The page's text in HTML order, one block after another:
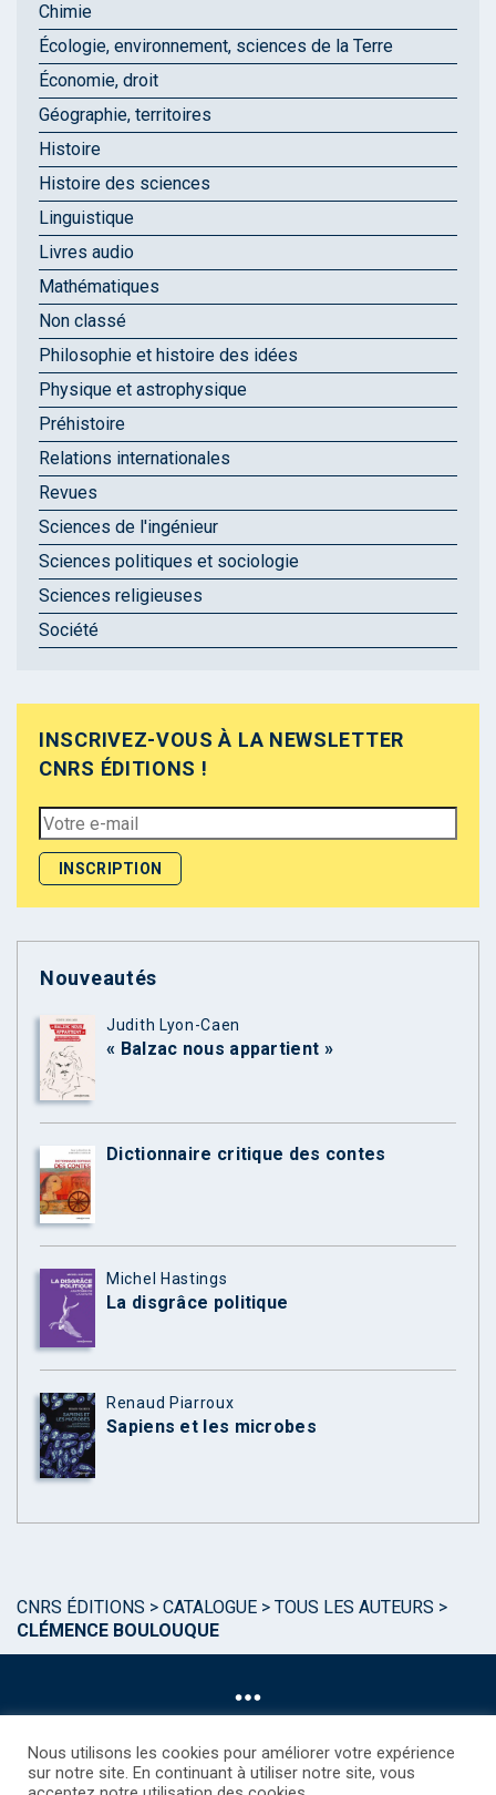
Chimie
Écologie, environnement, sciences de la Terre
Économie, droit
Géographie, territoires
Histoire
Histoire des sciences
Linguistique
Livres audio
Mathématiques
Non classé
Philosophie et histoire des idées
Physique et astrophysique
Préhistoire
Relations internationales
Revues
Sciences de l'ingénieur
Sciences politiques et sociologie
Sciences religieuses
Société
INSCRIVEZ-VOUS À LA NEWSLETTER
CNRS ÉDITIONS !
Nouveautés
Judith Lyon-Caen
« Balzac nous appartient »
Dictionnaire critique des contes
Michel Hastings
La disgrâce politique
Renaud Piarroux
Sapiens et les microbes
CNRS ÉDITIONS > CATALOGUE > TOUS LES AUTEURS >
CLÉMENCE BOULOUQUE
Nous utilisons les cookies pour améliorer votre expérience
sur notre site. En continuant à utiliser notre site, vous